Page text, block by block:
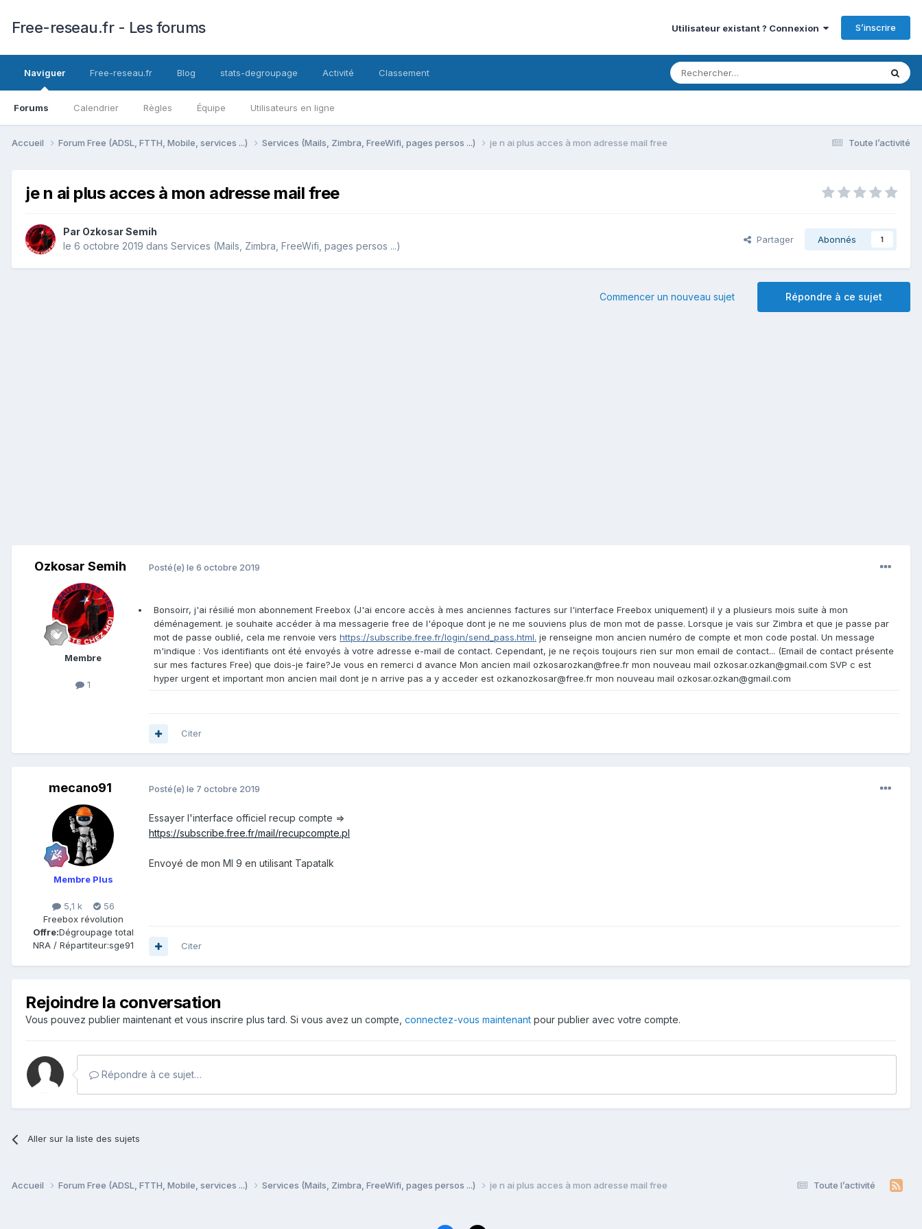
Free-reseau.fr - Les forums Utilisateur existant ? Connexion S’inscrire
Naviguer
Forums Calendrier Règles Équipe Utilisateurs en ligne
Free-reseau.fr Blog stats-degroupage Activité Classement
Toute l’activité
Accueil Forum Free (ADSL, FTTH, Mobile, services ...) Services (Mails, Zimbra, FreeWifi, pages persos ...) je n ai plus acces à mon adresse mail free
je n ai plus acces à mon adresse mail free
Par Ozkosar Semih
le 6 octobre 2019 dans Services (Mails, Zimbra, FreeWifi, pages persos ...)
Partager Abonnés 1
Répondre à ce sujet
Commencer un nouveau sujet
Ozkosar Semih
Membre
1
Posté(e) le 6 octobre 2019
Bonsoirr, j'ai résilié mon abonnement Freebox (J'ai encore accès à mes anciennes factures sur l'interface Freebox uniquement) il y a plusieurs mois suite à mon
déménagement. je souhaite accéder à ma messagerie free de l'époque dont je ne me souviens plus de mon mot de passe. Lorsque je vais sur Zimbra et que je passe par
mot de passe oublié, cela me renvoie vers https://subscribe.free.fr/login/send_pass.html. je renseigne mon ancien numéro de compte et mon code postal. Un message
m'indique : Vos identifiants ont été envoyés à votre adresse e-mail de contact. Cependant, je ne reçois toujours rien sur mon email de contact... (Email de contact présente
sur mes factures Free) que dois-je faire?Je vous en remerci d avance Mon ancien mail ozkosarozkan@free.fr mon nouveau mail ozkosar.ozkan@gmail.com SVP c est
hyper urgent et important mon ancien mail dont je n arrive pas a y acceder est ozkanozkosar@free.fr mon nouveau mail ozkosar.ozkan@gmail.com
Citer
mecano91
Membre Plus
5,1 k
56
Freebox révolution
Offre:Dégroupage total
NRA / Répartiteur:sge91
Posté(e) le 7 octobre 2019
Essayer l'interface officiel recup compte =>
https://subscribe.free.fr/mail/recupcompte.pl
Envoyé de mon MI 9 en utilisant Tapatalk
Citer
Rejoindre la conversation
Vous pouvez publier maintenant et vous inscrire plus tard. Si vous avez un compte, connectez-vous maintenant pour publier avec votre compte.
Répondre à ce sujet…
Aller sur la liste des sujets
Toute l’activité
Accueil Forum Free (ADSL, FTTH, Mobile, services ...) Services (Mails, Zimbra, FreeWifi, pages persos ...) je n ai plus acces à mon adresse mail free